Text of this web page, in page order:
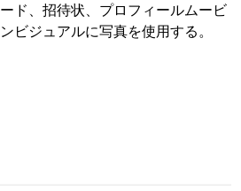
ド、招待状、プロフィールムービ
ビジュアルに写真を使用する。